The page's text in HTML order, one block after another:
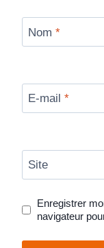
Nom *
E-mail *
Site
Enregistrer
navigateur